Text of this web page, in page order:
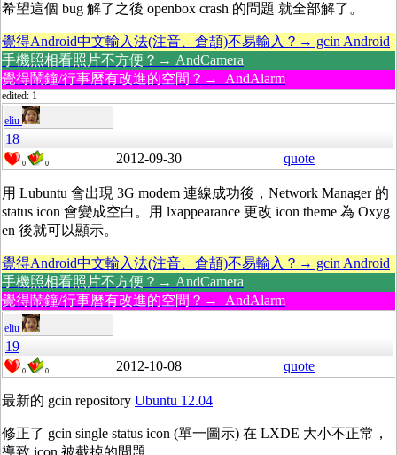
希望這個 bug 解了之後 openbox crash 的問題 就全部解了。
覺得Android中文輸入法(注音、倉頡)不易輸入？→ gcin Android
手機照相看照片不方便？→ AndCamera
覺得鬧鐘/行事曆有改進的空間？→ AndAlarm
edited: 1
eliu
18
0 0 2012-09-30 quote
用 Lubuntu 會出現 3G modem 連線成功後，Network Manager 的
status icon 會變成空白。用 lxappearance 更改 icon theme 為 Oxyg
en 後就可以顯示。
覺得Android中文輸入法(注音、倉頡)不易輸入？→ gcin Android
手機照相看照片不方便？→ AndCamera
覺得鬧鐘/行事曆有改進的空間？→ AndAlarm
eliu
19
0 0 2012-10-08 quote
最新的 gcin repository Ubuntu 12.04
修正了 gcin single status icon (單一圖示) 在 LXDE 大小不正常，